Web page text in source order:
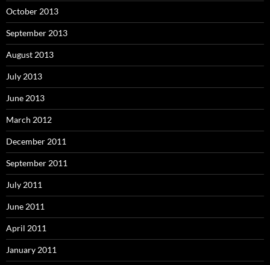
October 2013
September 2013
August 2013
July 2013
June 2013
March 2012
December 2011
September 2011
July 2011
June 2011
April 2011
January 2011